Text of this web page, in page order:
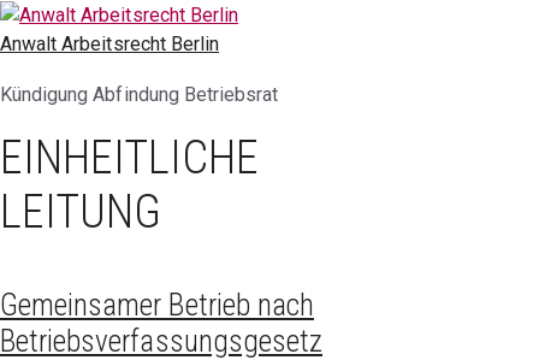
Zum
Inhalt
Anwalt Arbeitsrecht Berlin
Kündigung Abfindung Betriebsrat
EINHEITLICHE
LEITUNG
Gemeinsamer Betrieb nach
Betriebsverfassungsgesetz